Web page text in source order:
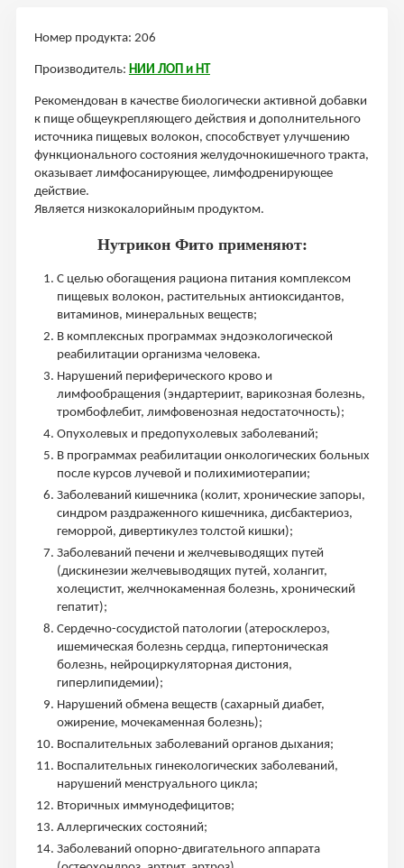
Номер продукта: 206
Производитель: НИИ ЛОП и НТ
Рекомендован в качестве биологически активной добавки
к пище общеукрепляющего действия и дополнительного
источника пищевых волокон, способствует улучшению
функционального состояния желудочно­кишечного тракта,
оказывает лимфосанирующее, лимфодренирующее
действие.
Является низкокалорийным продуктом.
Нутрикон Фито применяют:
С целью обогащения рациона питания комплексом
пищевых волокон, растительных антиоксидантов,
витаминов, минеральных веществ;
В комплексных программах эндоэкологической
реабилитации организма человека.
Нарушений периферического крово и
лимфообращения (эндартериит, варикозная болезнь,
тромбофлебит, лимфовенозная недостаточность);
Опухолевых и предопухолевых заболеваний;
В программах реабилитации онкологических больных
после курсов лучевой и полихимиотерапии;
Заболеваний кишечника (колит, хронические запоры,
синдром раздраженного кишечника, дисбактериоз,
геморрой, дивертикулез толстой кишки);
Заболеваний печени и желчевыводящих путей
(дискинезии желчевыводящих путей, холангит,
холецистит, желчнокаменная болезнь, хронический
гепатит);
Сердечно-сосудистой патологии (атеросклероз,
ишемическая болезнь сердца, гипертоническая
болезнь, нейроциркуляторная дистония,
гиперлипидемии);
Нарушений обмена веществ (сахарный диабет,
ожирение, мочекаменная болезнь);
Воспалительных заболеваний органов дыхания;
Воспалительных гинекологических заболеваний,
нарушений менструального цикла;
Вторичных иммунодефицитов;
Аллергических состояний;
Заболеваний опорно-двигательного аппарата